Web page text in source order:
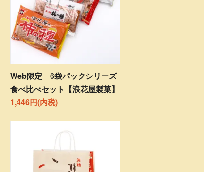
Web限定 6袋パックシリーズ
食べ比べセット【浪花屋製菓】
1,446円(内税)